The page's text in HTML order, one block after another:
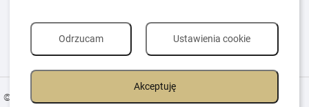
© 2026 All Rights Reserved.
Akceptuję
Ustawienia cookie
Odrzucam